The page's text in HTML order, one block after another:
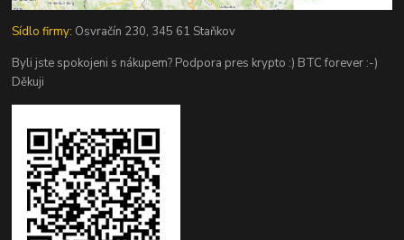
Sídlo firmy: Osvračín 230, 345 61 Staňkov
Byli jste spokojeni s nákupem? Podpora pres krypto :) BTC forever :-)
Děkuji